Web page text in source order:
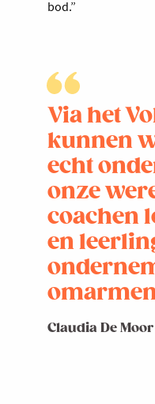
bod.”
Via het
kunnen
echt
onze
coachen
en
Claudia De